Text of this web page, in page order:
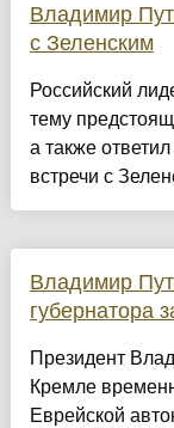
Владимир
с Зеленским
Российский
тему
а также
встречи с
Владимир
губернатора
Президент
Кремле
Еврейской